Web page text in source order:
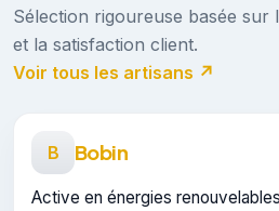
Sélection rigoureuse basée sur
et la satisfaction client.
Voir tous les artisans ↗
B Bobin
Active en énergies